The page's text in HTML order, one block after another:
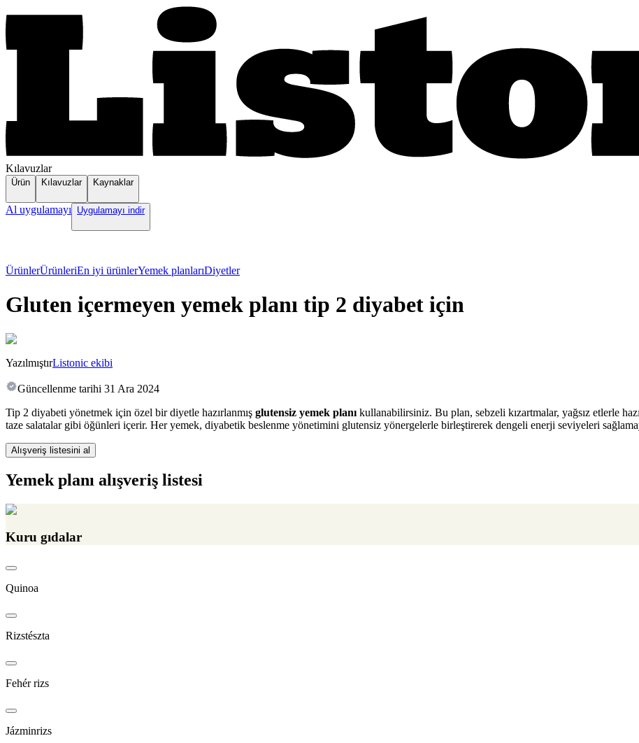
Kılavuzlar
Ürün Kılavuzlar Kaynaklar
Al uygulamayı Uygulamayı indir
ÜrünlerÜrünleriEn iyi ürünlerYemek planlarıDiyetler
Gluten içermeyen yemek planı tip 2 diyabet için
YazılmıştırListonic ekibi
Güncellenme tarihi 31 Ara 2024
Tip 2 diyabeti yönetmek için özel bir diyetle hazırlanmış glutensiz yemek planı kullanabilirsiniz. Bu plan, sebzeli kızartmalar, yağsız etlerle
taze salatalar gibi öğünleri içerir. Her yemek, diyabetik beslenme yönetimini glutensiz yönergelerle birleştirerek dengeli enerji seviyeleri
Alışveriş listesini al
Yemek planı alışveriş listesi
Kuru gıdalar
Quinoa
Rizstészta
Fehér rizs
Jázminrizs